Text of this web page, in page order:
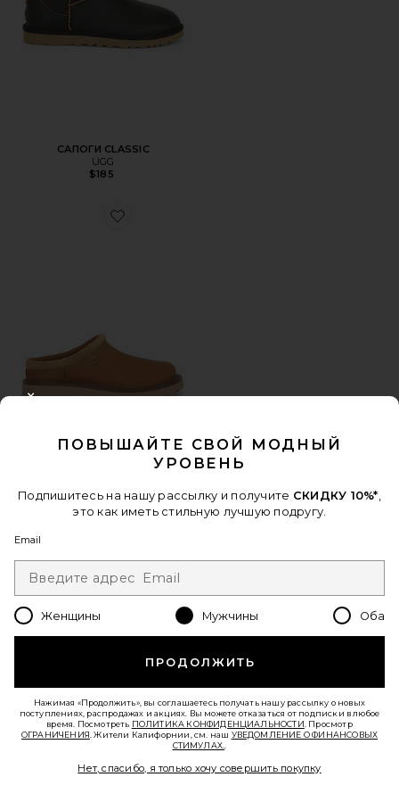
САПОГИ CLASSIC
UGG
$185
Favorite КЛОГИ BIRCH
UGG
Favorite БЕЛЫЙ STAN
ПОВЫШАЙТЕ СВОЙ МОДНЫЙ
УРОВЕНЬ
Подпишитесь на нашу рассылку и получите СКИДКУ 10%*
это как иметь стильную лучшую подругу.
Email
Женщины Мужчины Оба
ПРОДОЛЖИТЬ
Нажимая «Продолжить», вы соглашаетесь получать нашу рассылку о новых
поступлениях, распродажах и акциях. Вы можете отказаться от подписки в любое
время. Посмотреть ПОЛИТИКА КОНФИДЕНЦИАЛЬНОСТИ . Просмотр
ОГРАНИЧЕНИЯ . Жители Калифорнии, см. наш УВЕДОМЛЕНИЕ О ФИНАНСОВЫХ
СТИМУЛАХ.
Нет, спасибо, я только хочу совершить покупку